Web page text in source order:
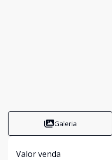
Galeria
Valor venda